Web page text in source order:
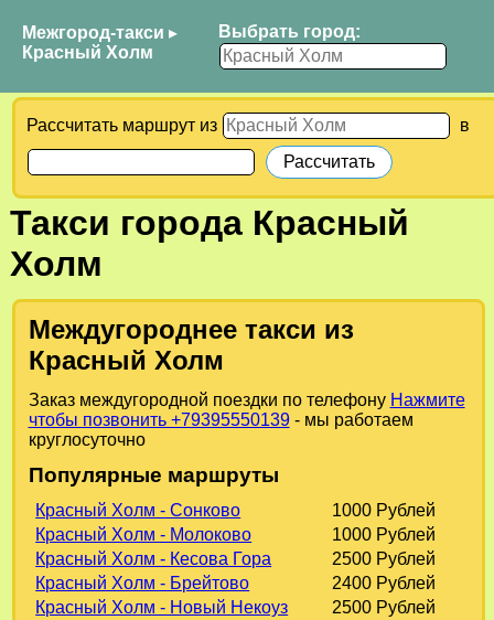
Межгород-такси ▸
Красный Холм
Выбрать город:
Рассчитать маршрут из в
Такси города Красный
Холм
Междугороднее такси из
Красный Холм
Заказ междугородной поездки по телефону Нажмите
чтобы позвонить +79395550139- мы работаем
круглосуточно
Популярные маршруты
Красный Холм - Сонково
1000 Рублей
Красный Холм - Молоково
1000 Рублей
Красный Холм - Кесова Гора
2500 Рублей
Красный Холм - Брейтово
2400 Рублей
Красный Холм - Новый Некоуз
2500 Рублей